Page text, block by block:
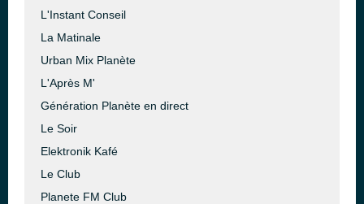
L'Instant Conseil
La Matinale
Urban Mix Planète
L'Après M'
Génération Planète en direct
Le Soir
Elektronik Kafé
Le Club
Planete FM Club